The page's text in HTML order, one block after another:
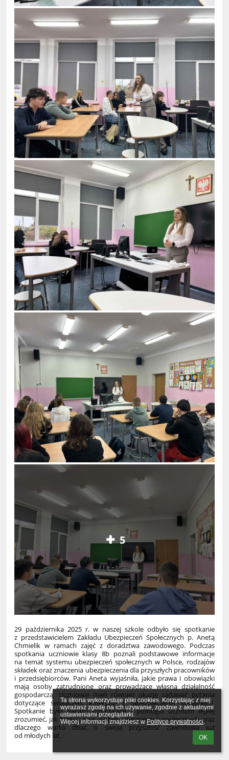
Ta strona wykorzystuje pliki cookies. Korzystając z niej
wyrażasz zgodę na ich używanie, zgodnie z aktualnymi
ustawieniami przeglądarki.
Więcej informacji znajdziesz w Polityce prywatności.
OK
5
29 października 2025 r. w naszej szkole odbyło się spotkanie
z przedstawicielem Zakładu Ubezpieczeń Społecznych p. Anetą
Chmielik w ramach zajęć z doradztwa zawodowego. Podczas
spotkania uczniowie klasy 8b poznali podstawowe informacje
na temat systemu ubezpieczeń społecznych w Polsce, rodzajów
składek oraz znaczenia ubezpieczenia dla przyszłych pracowników
i przedsiębiorców. Pani Aneta wyjaśniła, jakie prawa i obowiązki
mają osoby zatrudnione oraz prowadzące własną działalność
gospodarczą. Uczniowie mieli również okazję zadawać pytania
dotyczące świadczeń, emerytur i zabezpieczenia socjalnego.
Spotkanie było bardzo pouczające i pomogło uczniom lepiej
zrozumieć, jak funkcjonuje system ubezpieczeń społecznych oraz
dlaczego warto dbać o swoją przyszłość zawodową już
od młodych lat.